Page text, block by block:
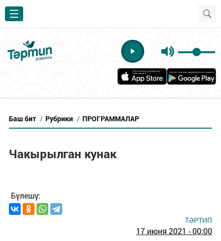
Баш бит / Рубрики / ПРОГРАММАЛАР
Чакырылган кунак
Бүлешү:
ТӘРТИП
17 июня 2021 - 00:00